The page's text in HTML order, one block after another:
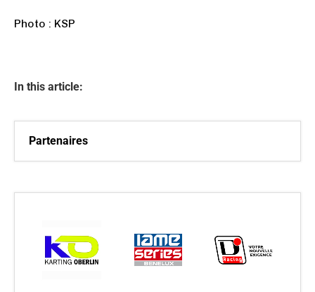
Photo : KSP
In this article:
Partenaires